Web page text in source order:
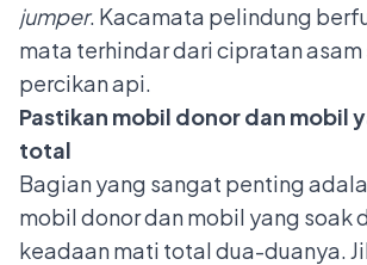
jumper. Kacamata pelindung
mata terhindar dari cipratan
percikan api.
Pastikan mobil donor dan mobil
total
Bagian yang sangat penting
mobil donor dan mobil yang soak
keadaan mati total dua-duanya.